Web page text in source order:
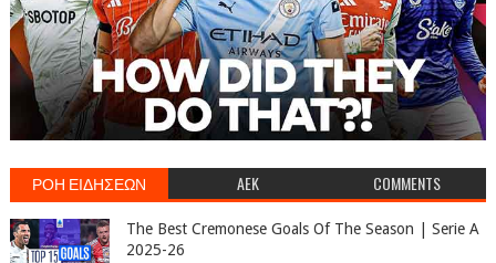
ΡΟΗ ΕΙΔΗΣΕΩΝ AEK COMMENTS
The Best Cremonese Goals Of The Season | Serie A
2025-26